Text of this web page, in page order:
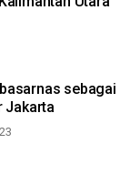
sebagai
Jakarta